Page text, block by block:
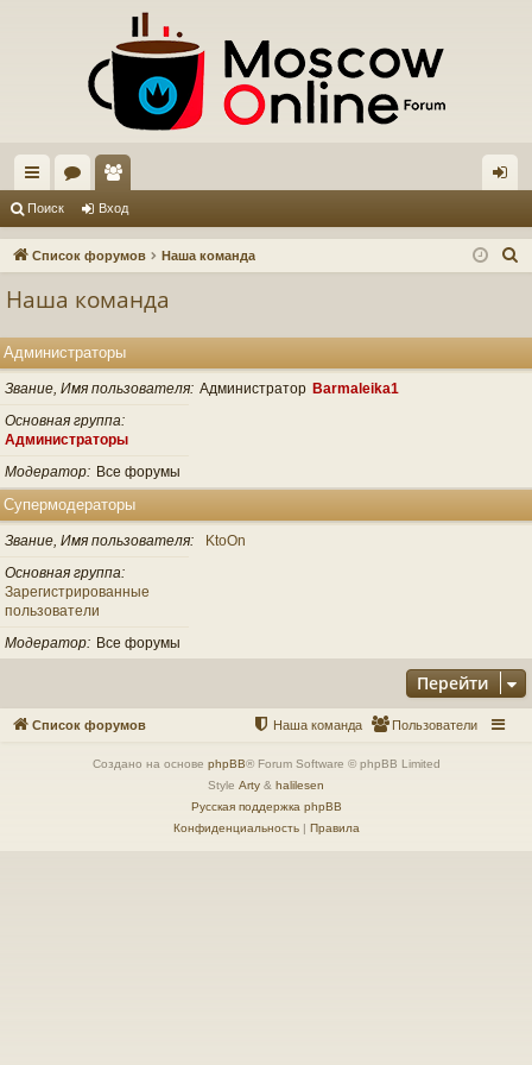
с
ы ум
ол
ьз
ел
и
д
Поиск Вход
Список форумов Наша команда
Наша команда
Администраторы
Звание, Имя пользователя Администратор Barmaleika1
Основная группа
Администраторы
Модератор
Все форумы
Супермодераторы
Звание, Имя пользователя
KtoOn
Основная группа
Зарегистрированные
пользователи
Модератор
Все форумы
Перейти
Список форумов Пользователи
Наша команда
Создано на основе phpBB® Forum Software © phpBB Limited
Style Arty & halilesen
Русская поддержка phpBB
Конфиденциальность| Правила